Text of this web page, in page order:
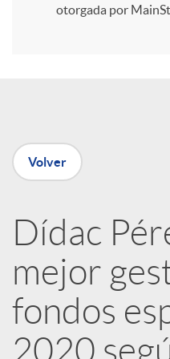
n
R
e
d
otorgada por
Volver
Dídac
mejor
fondos
2020